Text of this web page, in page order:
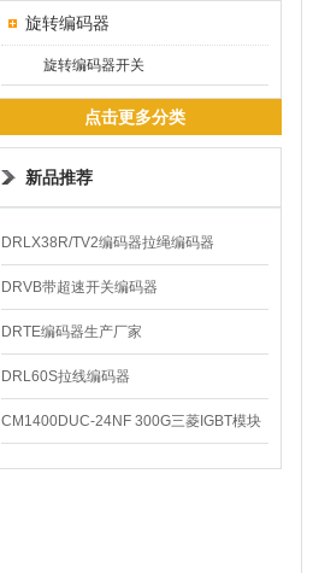
旋转编码器
旋转编码器开关
点击更多分类
新品推荐
DRLX38R/TV2编码器拉绳编码器
DRVB带超速开关编码器
DRTE编码器生产厂家
DRL60S拉线编码器
CM1400DUC-24NF 300G三菱IGBT模块